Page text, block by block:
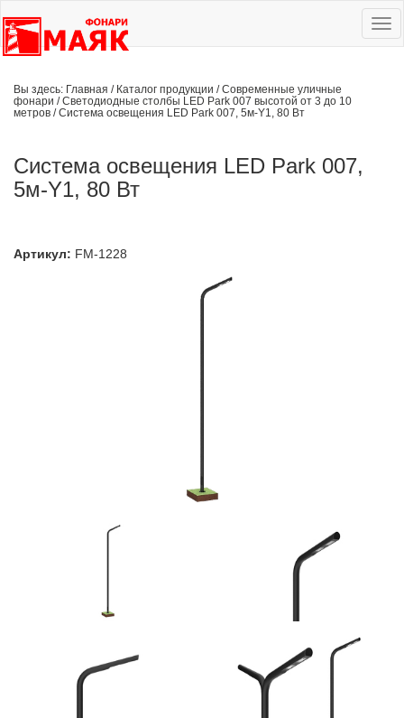
Вы здесь: Главная / Каталог продукции /Современные уличные
фонари /Светодиодные столбы LED Park 007 высотой от 3 до 10
метров /Система освещения LED Park 007, 5м-Y1, 80 Вт
Система освещения LED Park 007,
5м-Y1, 80 Вт
Артикул: FM-1228